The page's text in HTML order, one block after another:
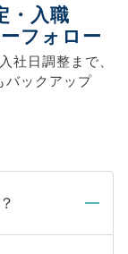
・入職
フォロー
入社日調整まで、
バックアップ